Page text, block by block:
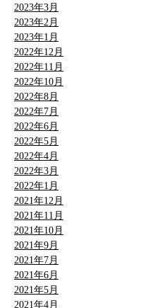
2023年3月
2023年2月
2023年1月
2022年12月
2022年11月
2022年10月
2022年8月
2022年7月
2022年6月
2022年5月
2022年4月
2022年3月
2022年1月
2021年12月
2021年11月
2021年10月
2021年9月
2021年7月
2021年6月
2021年5月
2021年4月